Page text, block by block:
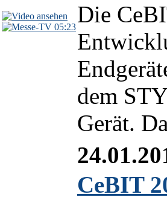
05:23Die
dem
Gerät.
CeBIT